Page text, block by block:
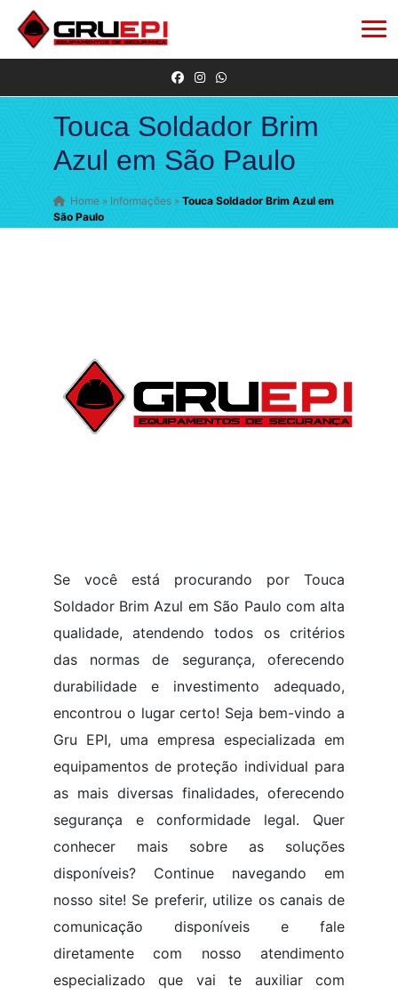
Touca Soldador Brim
Azul em São Paulo
Home» Informações » Touca Soldador Brim Azul em
São Paulo
Se você está procurando por Touca
Soldador Brim Azul em São Paulo com alta
qualidade, atendendo todos os critérios
das normas de segurança, oferecendo
durabilidade e investimento adequado,
encontrou o lugar certo! Seja bem-vindo a
Gru EPI, uma empresa especializada em
equipamentos de proteção individual para
as mais diversas finalidades, oferecendo
segurança e conformidade legal. Quer
conhecer mais sobre as soluções
disponíveis? Continue navegando em
nosso site! Se preferir, utilize os canais de
comunicação disponíveis e fale
diretamente com nosso atendimento
especializado que vai te auxiliar com